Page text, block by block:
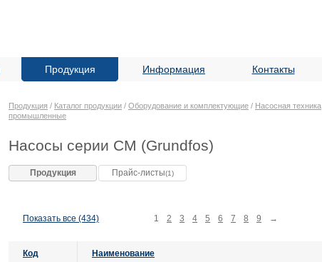
Продукция Информация Контакты
Продукция / Каталог продукции / Оборудование и комплектующие / Насосная техника
промышленные
Насосы серии CM (Grundfos)
Продукция Прайс-листы(1)
Показать все (434) 1 2 3 4 5 6 7 8 9 →
Код Наименование